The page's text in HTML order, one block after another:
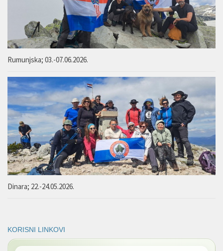
Rumunjska; 03.-07.06.2026.
Dinara; 22.-24.05.2026.
KORISNI LINKOVI